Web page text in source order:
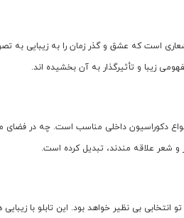
که عشق و گذر زمان را به زیبایی به
زیبا و تأثیرگذار به آن بخشیده اند.
دکوراسیون داخلی مناسب است. چه در
و شعر علاقه مندند، تبدیل کرده است.
انتخابی بی نظیر خواهد بود. این تابلو با